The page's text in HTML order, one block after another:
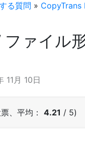
る質問 » CopyTrans
ァイル
11月 10日
、平均：4.21 / 5)